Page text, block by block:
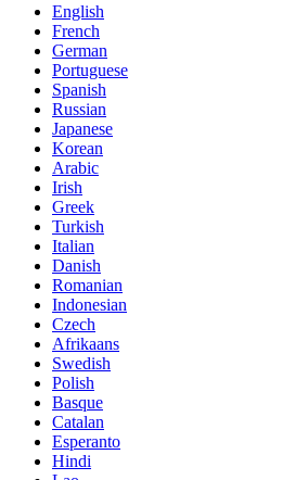
English
French
German
Portuguese
Spanish
Russian
Japanese
Korean
Arabic
Irish
Greek
Turkish
Italian
Danish
Romanian
Indonesian
Czech
Afrikaans
Swedish
Polish
Basque
Catalan
Esperanto
Hindi